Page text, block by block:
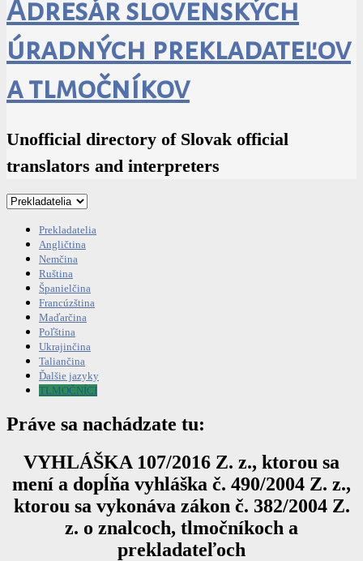
Adresár slovenských
úradných prekladateľov
a tlmočníkov
Unofficial directory of Slovak official
translators and interpreters
Prekladatelia
Angličtina
Nemčina
Ruština
Španielčina
Francúzština
Maďarčina
Poľština
Ukrajinčina
Taliančina
Ďalšie jazyky
TLMOČNÍCI
Práve sa nachádzate tu:
VYHLÁŠKA 107/2016 Z. z., ktorou sa
mení a dopĺňa vyhláška č. 490/2004 Z. z.,
ktorou sa vykonáva zákon č. 382/2004 Z.
z. o znalcoch, tlmočníkoch a
prekladateľoch